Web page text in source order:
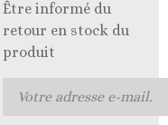
Être informé du
retour en stock du
produit